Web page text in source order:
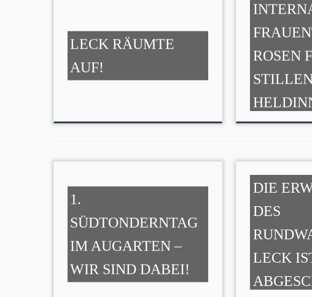
LECK RÄUMTE
AUF!
ROSEN
1.
SÜDTONDERNTAG
IM AUGARTEN –
WIR SIND DABEI!
DIE
DES
LECK